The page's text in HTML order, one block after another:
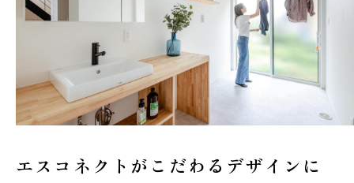
エスコネクトがこだわる デザインに